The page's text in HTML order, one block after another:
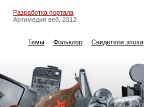
Разработка портала
Артимедия веб, 2012
Темы Фольклор Свидетели эпохи